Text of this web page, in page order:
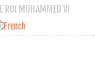
ROI MOHAMMED VI